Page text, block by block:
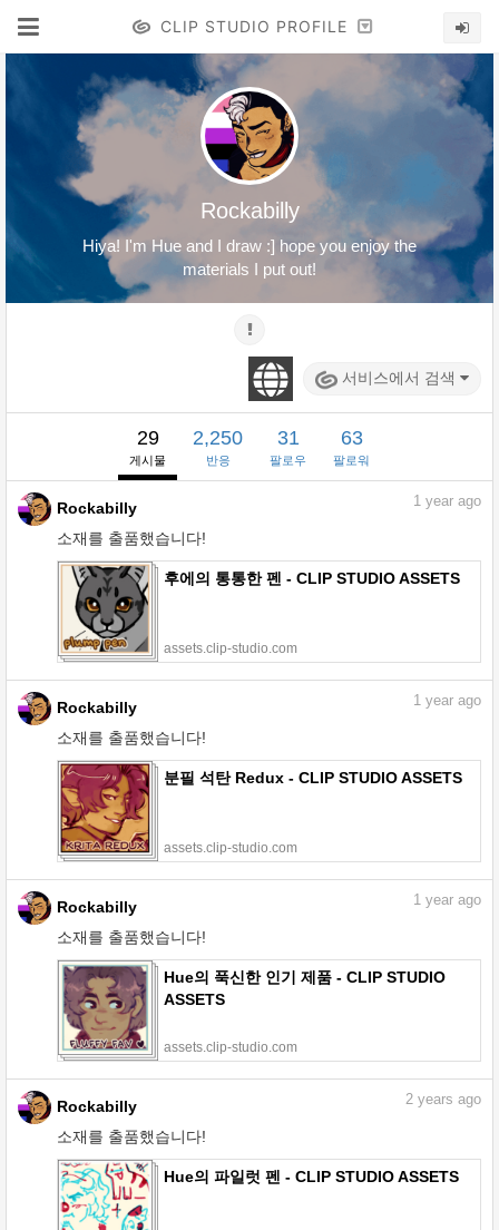
CLIP STUDIO PROFILE
Rockabilly
Hiya! I'm Hue and I draw :] hope you enjoy the
materials I put out!
서비스에서 검색
29
게시물
2,250
반응
31
팔로우
63
팔로워
Rockabilly
소재를 출품했습니다!
1 year ago
후에의 통통한 펜 - CLIP STUDIO ASSETS
assets.clip-studio.com
Rockabilly
소재를 출품했습니다!
1 year ago
분필 석탄 Redux - CLIP STUDIO ASSETS
assets.clip-studio.com
Rockabilly
소재를 출품했습니다!
1 year ago
Hue의 푹신한 인기 제품 - CLIP STUDIO
ASSETS
assets.clip-studio.com
Rockabilly
소재를 출품했습니다!
2 years ago
Hue의 파일럿 펜 - CLIP STUDIO ASSETS